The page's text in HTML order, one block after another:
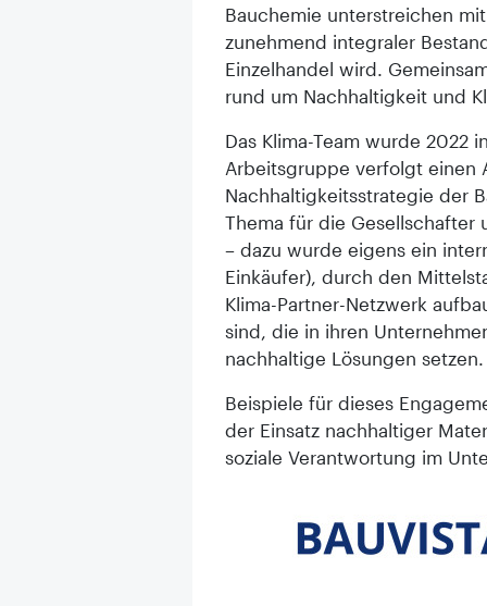
Bauchemie unterstreichen
zunehmend integraler
Einzelhandel wird.
rund um Nachhaltigkeit und
Das Klima-Team wurde 2022
Arbeitsgruppe verfolgt einen
Nachhaltigkeitsstrategie der
Thema für die Gesellschafter
– dazu wurde eigens ein
Einkäufer), durch den
Klima-Partner-Netzwerk
sind, die in ihren
nachhaltige Lösungen setzen.
Beispiele für dieses
der Einsatz nachhaltiger
soziale Verantwortung im